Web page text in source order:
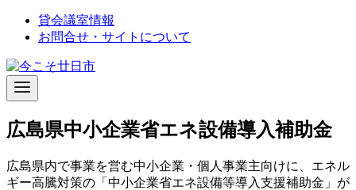
ン
ツ
へ
移
動
貸会議室情報
お問合せ・サイトについて
広島県中小企業省エネ設備導入補助金
広島県内で事業を営む中小企業・個人事業主向けに、エネル
ギー高騰対策の「中小企業省エネ設備等導入支援補助金」が